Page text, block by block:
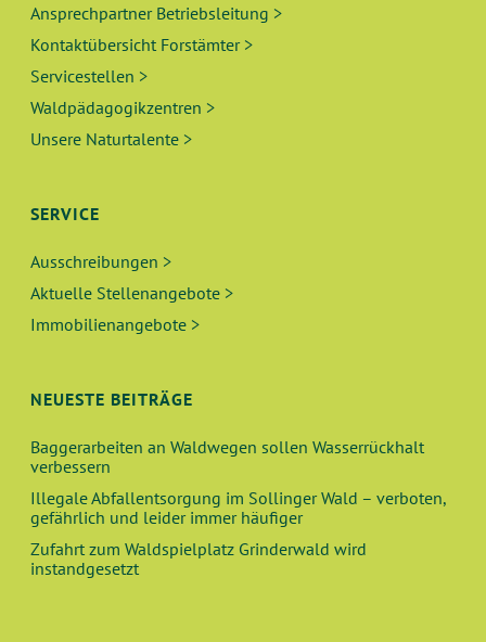
Ansprechpartner Betriebsleitung >
Kontaktübersicht Forstämter >
Servicestellen >
Waldpädagogikzentren >
Unsere Naturtalente >
SERVICE
Ausschreibungen >
Aktuelle Stellenangebote >
Immobilienangebote >
NEUESTE BEITRÄGE
Baggerarbeiten an Waldwegen sollen Wasserrückhalt
verbessern
Illegale Abfallentsorgung im Sollinger Wald – verboten,
gefährlich und leider immer häufiger
Zufahrt zum Waldspielplatz Grinderwald wird
instandgesetzt